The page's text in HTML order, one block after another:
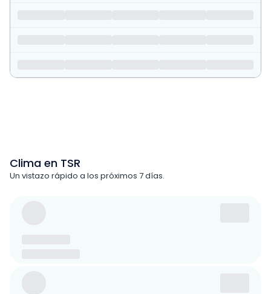
Clima en TSR
Un vistazo rápido a los próximos 7 días.